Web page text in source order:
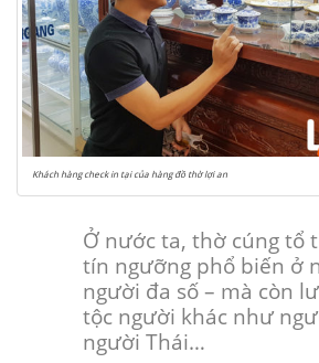
Khách hàng check in tại của hàng đồ thờ lợi an
Ở nước ta, thờ cúng tổ
tín ngưỡng phổ biến ở
người đa số – mà còn
tộc người khác như
người Thái…